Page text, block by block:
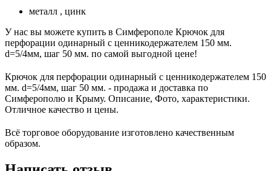
металл , цинк
У нас вы можете купить в Симферополе Крючок для
перфорации одинарный с ценникодержателем 150 мм.
d=5/4мм, шаг 50 мм. по самой выгодной цене!
Крючок для перфорации одинарный с ценникодержателем 150
мм. d=5/4мм, шаг 50 мм. - продажа и доставка по
Симферополю и Крыму. Описание, Фото, характеристики.
Отличное качество и цены.
Всё торговое оборудование изготовлено качественным
образом.